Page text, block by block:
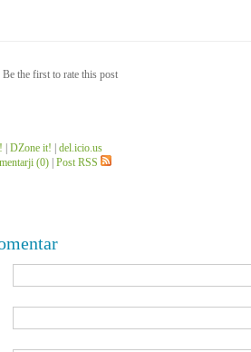
Be the first to rate this post
DZone it!
del.icio.us
(0) Post RSS